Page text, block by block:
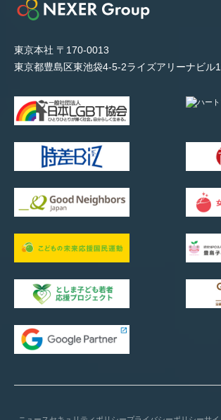
東京本社 〒170-0013
東京都豊島区東池袋4-5-2ライズアリーナビル